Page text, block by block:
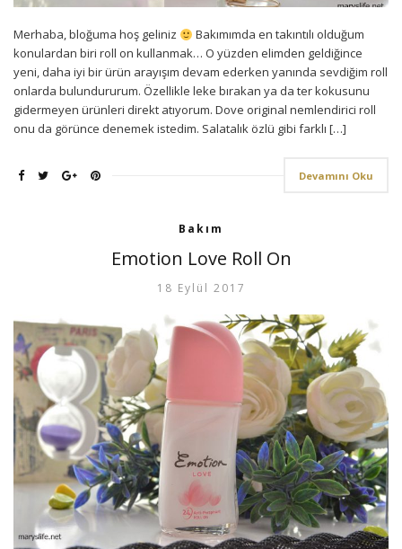
Merhaba, bloğuma hoş geliniz
Bakımımda en takıntılı olduğum
konulardan biri roll on kullanmak… O yüzden elimden geldiğince
yeni, daha iyi bir ürün arayışım devam ederken yanında sevdiğim roll
onlarda bulundururum. Özellikle leke bırakan ya da ter kokusunu
gidermeyen ürünleri direkt atıyorum. Dove original nemlendirici roll
onu da görünce denemek istedim. Salatalık özlü gibi farklı […]
Devamını Oku
Bakım
Emotion Love Roll On
18 Eylül 2017